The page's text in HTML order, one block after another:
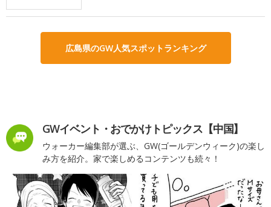
広島県のGW人気スポットランキング
GWイベント・おでかけトピックス【中国】
ウォーカー編集部が選ぶ、GW(ゴールデンウィーク)の楽し
み方を紹介。家で楽しめるコンテンツも続々！